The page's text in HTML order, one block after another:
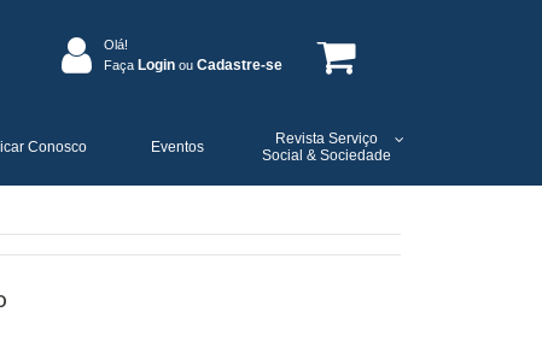
Olá!
Faça Login ou Cadastre-se
Conosco Eventos
Revista Serviço
Social & Sociedade